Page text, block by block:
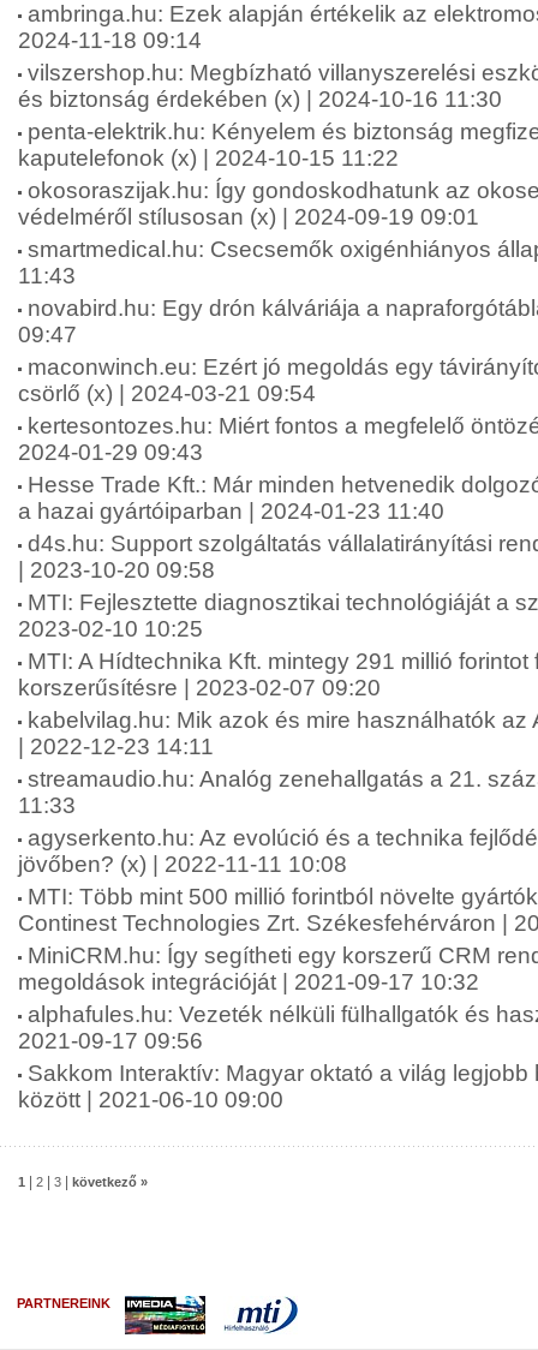
ambringa.hu: Ezek alapján értékelik az
2024-11-18 09:14
vilszershop.hu: Megbízható villanyszerelési
és biztonság érdekében (x) | 2024-10-16 11:30
penta-elektrik.hu: Kényelem és biztonság
kaputelefonok (x) | 2024-10-15 11:22
okosoraszijak.hu: Így gondoskodhatunk az
védelméről stílusosan (x) | 2024-09-19 09:01
smartmedical.hu: Csecsemők oxigénhiányos
11:43
novabird.hu: Egy drón kálváriája a
09:47
maconwinch.eu: Ezért jó megoldás egy
csörlő (x) | 2024-03-21 09:54
kertesontozes.hu: Miért fontos a megfelelő
2024-01-29 09:43
Hesse Trade Kft.: Már minden hetvenedik
a hazai gyártóiparban | 2024-01-23 11:40
d4s.hu: Support szolgáltatás vállalatirányítási
| 2023-10-20 09:58
MTI: Fejlesztette diagnosztikai technológiáját a
2023-02-10 10:25
MTI: A Hídtechnika Kft. mintegy 291 millió
korszerűsítésre | 2023-02-07 09:20
kabelvilag.hu: Mik azok és mire használhatók az
| 2022-12-23 14:11
streamaudio.hu: Analóg zenehallgatás a 21.
11:33
agyserkento.hu: Az evolúció és a technika
jövőben? (x) | 2022-11-11 10:08
MTI: Több mint 500 millió forintból növelte
Continest Technologies Zrt. Székesfehérváron |
MiniCRM.hu: Így segítheti egy korszerű CRM
megoldások integrációját | 2021-09-17 10:32
alphafules.hu: Vezeték nélküli fülhallgatók és
2021-09-17 09:56
Sakkom Interaktív: Magyar oktató a világ
között | 2021-06-10 09:00
1 2 3 következő »
PARTNEREINK